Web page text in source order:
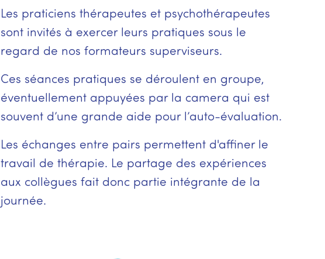
Les praticiens thérapeutes et psychothérapeutes
sont invités à exercer leurs pratiques sous le
regard de nos formateurs superviseurs.
Ces séances pratiques se déroulent en groupe,
éventuellement appuyées par la camera qui est
souvent d’une grande aide pour l’auto-évaluation.
Les échanges entre pairs permettent d'affiner le
travail de thérapie. Le partage des expériences
aux collègues fait donc partie intégrante de la
journée.